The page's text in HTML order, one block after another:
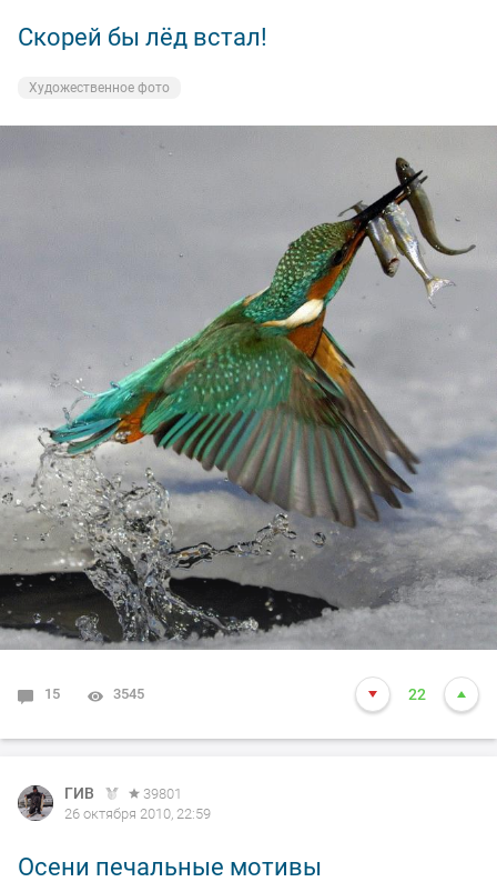
Скорей бы лёд встал!
Художественное фото
15 3545 22
ГИВ
39801
26 октября 2010, 22:59
Осени печальные мотивы